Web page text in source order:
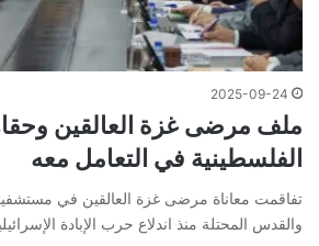
2025-09-24
ملف مرضى غزة العالقين
الفلسطينية في التعامل معه
تفاقمت معاناة مرضى غزة العالقين في
والقدس المحتلة منذ اندلاع حرب الإبادة